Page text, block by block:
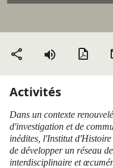
Partager
Activités
Dans un contexte
d'investigation et de
inédites, l'Institut
de développer un réseau
interdisciplinaire et